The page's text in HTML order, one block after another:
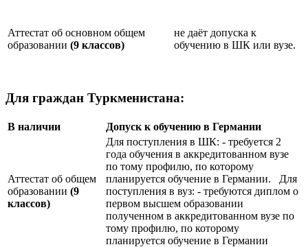
Аттестат об основном общем
образовании (9 классов)
не даёт допуска к
обучению в ШК или вузе.
Для граждан Туркменистана:
В наличии Допуск к обучению в Германии
Аттестат об общем
образовании (9
классов)
Для поступления в ШК: - требуется 2
года обучения в аккредитованном вузе
по тому профилю, по которому
планируется обучение в Германии. Для
поступления в вуз: - требуются диплом о
первом высшем образовании
полученном в аккредитованном вузе по
тому профилю, по которому
планируется обучение в Германии